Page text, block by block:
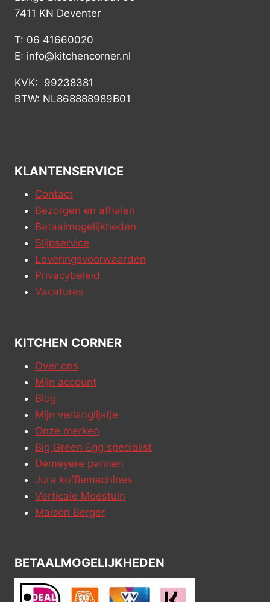
7411 KN Deventer
T: 06 41660020
E: info@kitchencorner.nl
KVK: 99238381
BTW: NL868888989B01
KLANTENSERVICE
Contact
Bezorgen en afhalen
Betaalmogelijkheden
Slijpservice
Leveringsvoorwaarden
Privacybeleid
Vacatures
KITCHEN CORNER
Over ons
Mijn account
Blog
Mijn verlanglijstje
Onze merken
Big Green Egg specialist
Demeyere pannen
Jura koffiemachines
Verticale Moestuin
Maison Berger
BETAALMOGELIJKHEDEN